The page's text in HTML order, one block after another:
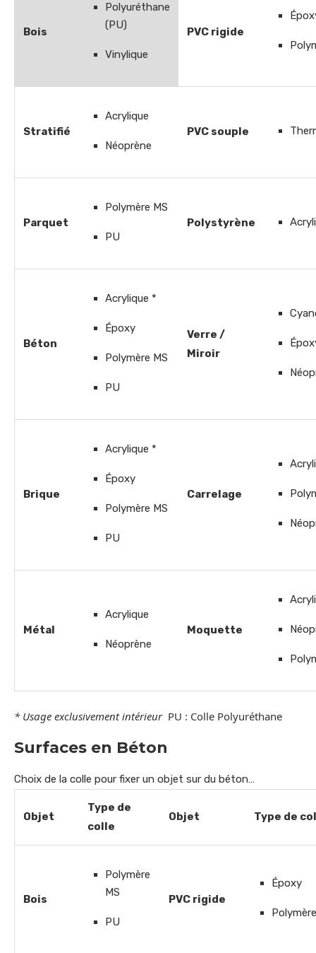
Bois
Polyuréthane
(PU)
Vinylique
PVC rigide
Stratifié
Acrylique
Néoprène
PVC souple
Parquet
Polymère MS
PU
Polystyrène
Béton
Acrylique *
Époxy
Polymère MS
PU
Verre /
Miroir
Brique
Acrylique *
Époxy
Polymère MS
PU
Carrelage
Métal
Acrylique
Néoprène
Moquette
* Usage exclusivement intérieur PU : Colle Polyuréthane
Surfaces en Béton
Choix de la colle pour fixer un objet sur du béton…
Objet
Type de
colle
Objet Type de
Bois
Polymère
MS
PU
PVC rigide
Époxy